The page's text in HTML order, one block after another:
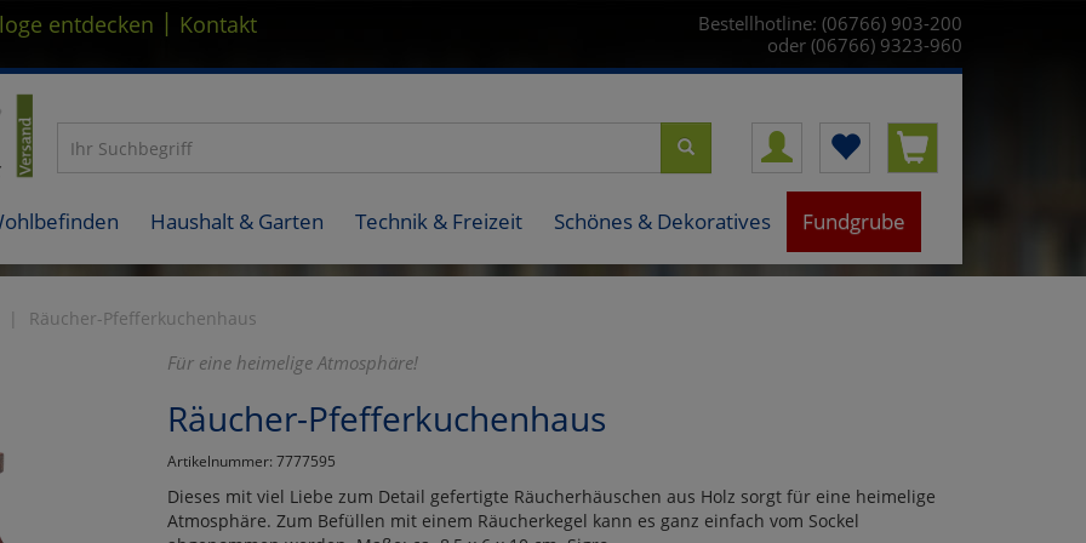
entdecken | Kontakt
Bestellhotline: (06766) 903-200
oder (06766) 9323-960
Haushalt & Garten Technik & Freizeit Schönes & Dekoratives Fundgrube
Räucher-Pfefferkuchenhaus
Für eine heimelige Atmosphäre!
Räucher-Pfefferkuchenhaus
Artikelnummer: 7777595
Dieses mit viel Liebe zum Detail gefertigte Räucherhäuschen aus Holz sorgt für eine heimelige
Atmosphäre. Zum Befüllen mit einem Räucherkegel kann es ganz einfach vom Sockel